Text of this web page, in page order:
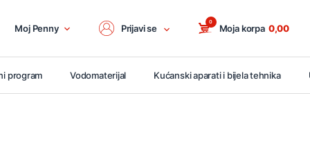
Moj Penny Prijavi se Moja korpa
0
0,00
program Vodomaterijal Kućanski aparati i bijela tehnika